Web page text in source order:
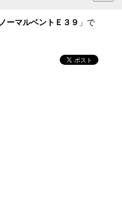
ノーマルベントＥ３９ 」で